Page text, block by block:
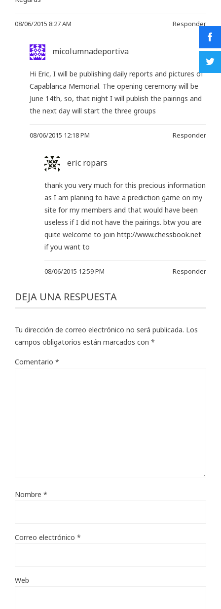
08/06/2015 8:27 AM Responder
micolumnadeportiva
Hi Eric, I will be publishing daily reports and pictures of
Capablanca Memorial. The opening ceremony will be
June 14th, so, that night I will publish the pairings and
the next day will start the three groups
08/06/2015 12:18 PM Responder
eric ropars
thank you very much for this precious information
as I am planing to have a prediction game on my
site for my members and that would have been
useless if I did not have the pairings. btw you are
quite welcome to join http://www.chessbook.net
if you want to
08/06/2015 12:59 PM Responder
DEJA UNA RESPUESTA
Tu dirección de correo electrónico no será publicada. Los
campos obligatorios están marcados con *
Comentario *
Nombre *
Correo electrónico *
Web